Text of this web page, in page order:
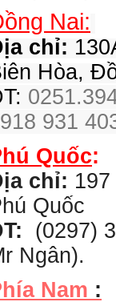
Nai:
chỉ:
Hòa,
931
Quốc:
chỉ:
Quốc
(0297)
Ngân).
Nam :